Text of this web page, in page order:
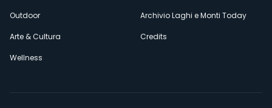
Outdoor
Arte & Cultura
Wellness
Archivio Laghi e Monti Today
Credits